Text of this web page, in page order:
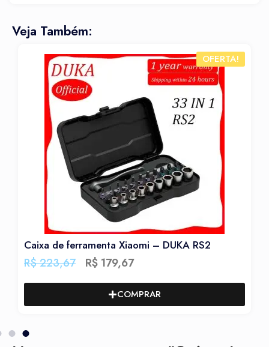
Veja Também:
OFERTA!
Caixa de ferramenta Xiaomi – DUKA RS2
R$223,67 R$ 179,67
COMPRAR